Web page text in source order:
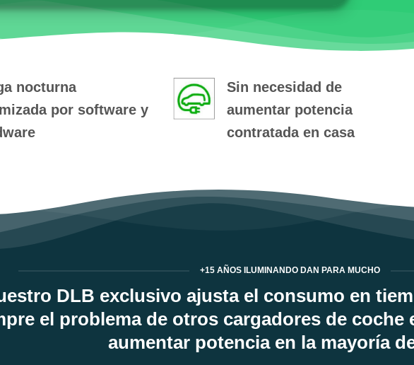
nocturna
por software y
Sin necesidad de
aumentar potencia
contratada en casa
+15 AÑOS ILUMINANDO DAN PARA MUCHO
DLB exclusivo ajusta el consumo en
el problema de otros cargadores de coche
aumentar potencia en la mayoría